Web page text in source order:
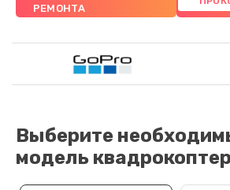
РЕМОНТА
Выберите
модель